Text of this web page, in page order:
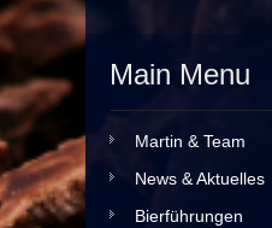
Main Menu
Martin & Team
News & Aktuelles
Bierführungen